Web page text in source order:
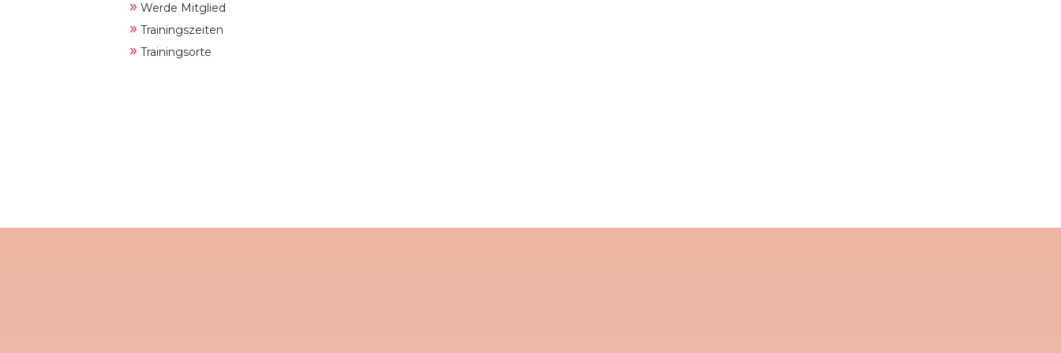
» Werde Mitglied
» Trainingszeiten
» Trainingsorte